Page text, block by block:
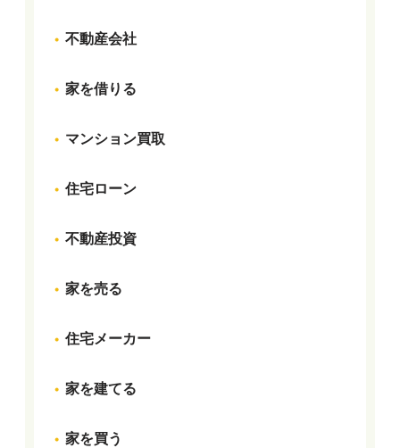
不動産会社
家を借りる
マンション買取
住宅ローン
不動産投資
家を売る
住宅メーカー
家を建てる
家を買う